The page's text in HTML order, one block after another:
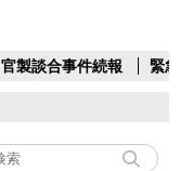
官製談合事件続報 緊